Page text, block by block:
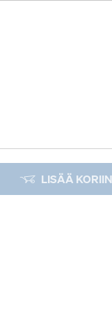
LISÄÄ KORIIN